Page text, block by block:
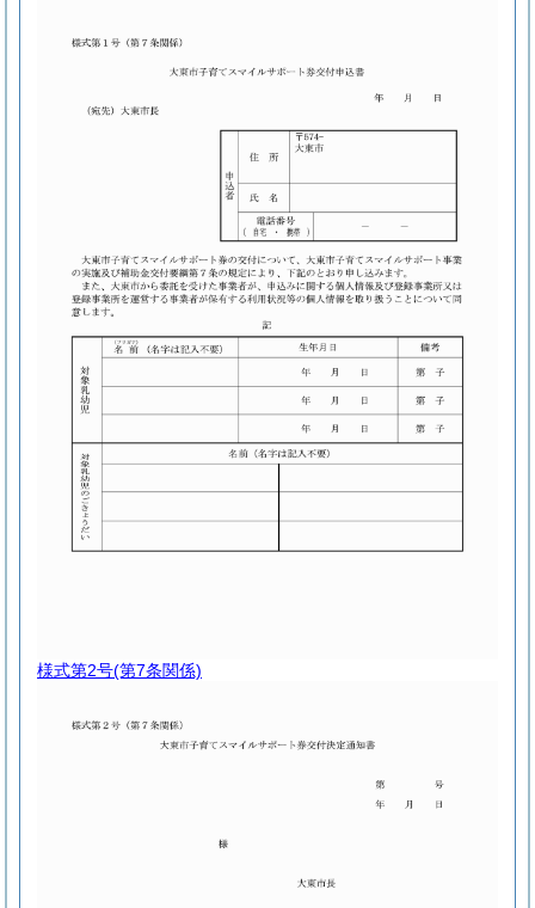
様式第2号(第7条関係)